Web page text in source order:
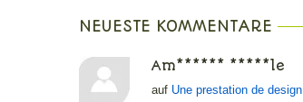
NEUESTE KOMMENTARE
Am****** *****le
auf Une prestation de design